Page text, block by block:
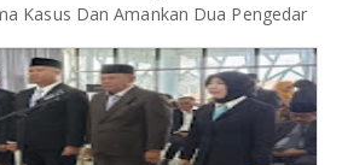
Kasus Dan Amankan Dua Pengedar